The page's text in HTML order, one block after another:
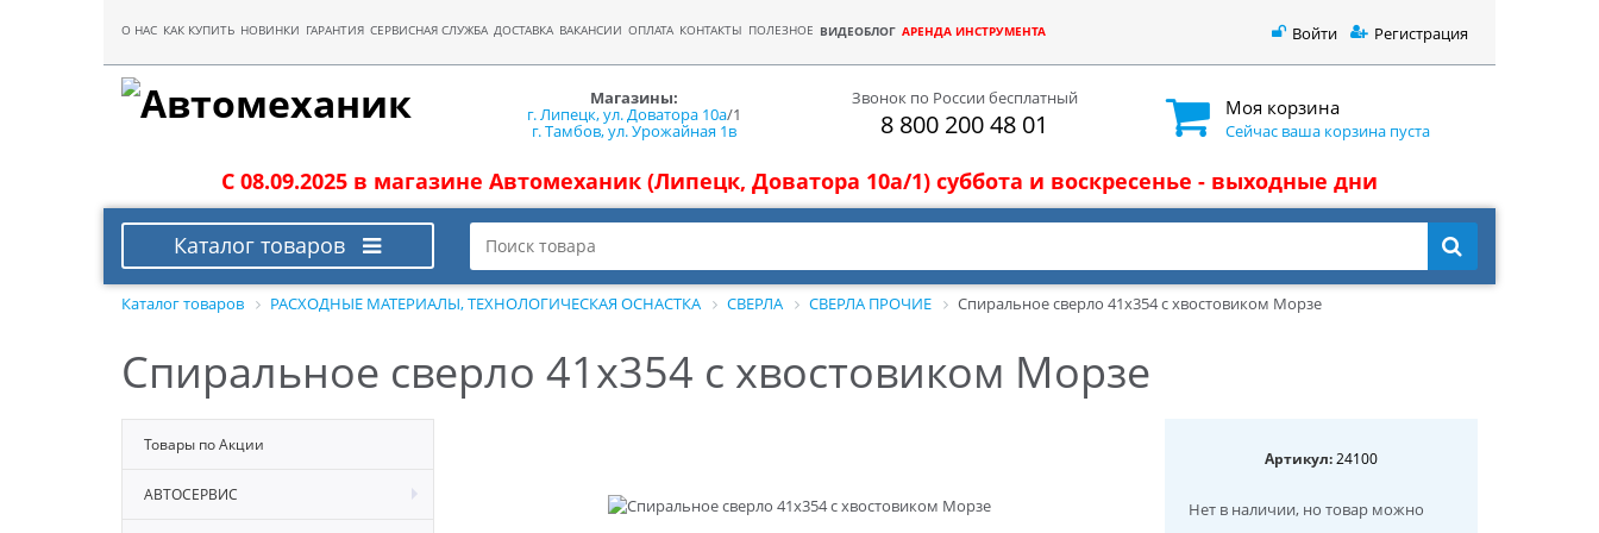
О НАС КАК КУПИТЬ НОВИНКИ ГАРАНТИЯ СЕРВИСНАЯ СЛУЖБА ДОСТАВКА ВАКАНСИИ ОПЛАТА КОНТАКТЫ ПОЛЕЗНОЕ ВИДЕОБЛОГ АРЕНДА ИНСТРУМЕНТА Войти Регистрация
Магазины:
г. Липецк, ул. Доватора 10а/1
г. Тамбов, ул. Урожайная 1в
Звонок по России бесплатный
8 800 200 48 01
Моя корзина
Сейчас ваша корзина пуста
С 08.09.2025 в магазине Автомеханик (Липецк, Доватора 10а/1) суббота и воскресенье - выходные дни
Каталог товаров
Каталог товаров РАСХОДНЫЕ МАТЕРИАЛЫ, ТЕХНОЛОГИЧЕСКАЯ ОСНАСТКА СВЕРЛА СВЕРЛА ПРОЧИЕ Cпиральное сверло 41x354 с хвостовиком Морзе
Cпиральное сверло 41x354 с хвостовиком Морзе
Товары по Акции
АВТОСЕРВИС
Артикул: 24100
Нет в наличии, но товар можно